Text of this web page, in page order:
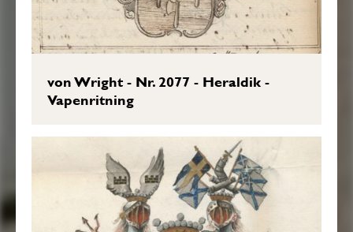
von Wright - Nr. 2077 - Heraldik -
Vapenritning